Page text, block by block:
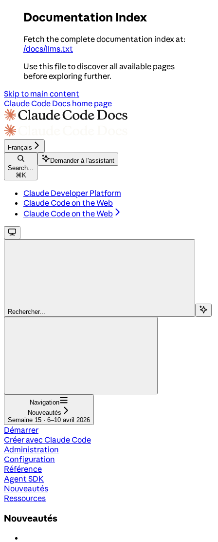
Documentation Index
Fetch the complete documentation index at:
/docs/llms.txt
Use this file to discover all available pages
before exploring further.
Skip to main content
Claude Code Docs home page
Français
Search...
⌘ K
Demander à l'assistant
Claude Developer Platform
Claude Code on the Web
Claude Code on the Web
Rechercher...
Navigation
Nouveautés
Semaine 15 · 6–10 avril 2026
Démarrer
Créer avec Claude Code
Administration
Configuration
Référence
Agent SDK
Nouveautés
Ressources
Nouveautés